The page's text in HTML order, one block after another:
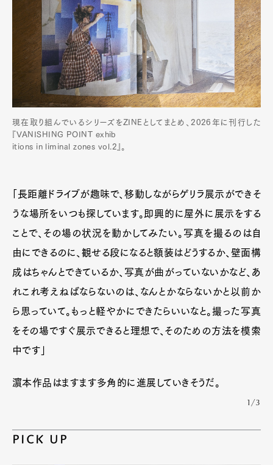
現在取り組んでいるシリーズをZINEとしてまとめ、2026年に刊行した
『VANISHING POINT exhib
itions in liminal zones vol.2』。
「長距離ドライブが趣味で、移動しながらゲリラ展示ができそ
うな場所をいつも探しています。即興的に屋外に展示をする
ことで、その場の状況を動かしてみたい。写真を撮るのは自
由にできるのに、観せる段になると額装はどうするか、壁面構
成はちゃんとできているか、写真が曲がっていないかなど、あ
れこれ考えねばならないのは、なんとかならないかと以前か
ら思っていて。もっと軽やかにできたらいいなと。撮った写真
をその場ですぐ展示できると理想で、そのための方法を模索
中です」
濵本作品はますます多角的に進展していきそうだ。
1/3
PICK UP